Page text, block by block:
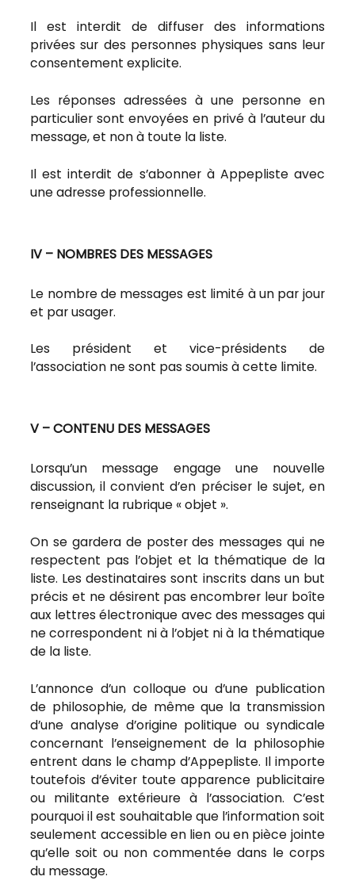
Il est interdit de diffuser des informations
privées sur des personnes physiques sans leur
consentement explicite.
Les réponses adressées à une personne en
particulier sont envoyées en privé à l’auteur du
message, et non à toute la liste.
Il est interdit de s’abonner à Appepliste avec
une adresse professionnelle.
IV – NOMBRES DES MESSAGES
Le nombre de messages est limité à un par jour
et par usager.
Les président et vice-présidents de
l’association ne sont pas soumis à cette limite.
V – CONTENU DES MESSAGES
Lorsqu’un message engage une nouvelle
discussion, il convient d’en préciser le sujet, en
renseignant la rubrique « objet ».
On se gardera de poster des messages qui ne
respectent pas l’objet et la thématique de la
liste. Les destinataires sont inscrits dans un but
précis et ne désirent pas encombrer leur boîte
aux lettres électronique avec des messages qui
ne correspondent ni à l’objet ni à la thématique
de la liste.
L’annonce d’un colloque ou d’une publication
de philosophie, de même que la transmission
d’une analyse d’origine politique ou syndicale
concernant l’enseignement de la philosophie
entrent dans le champ d’Appepliste. Il importe
toutefois d’éviter toute apparence publicitaire
ou militante extérieure à l’association. C’est
pourquoi il est souhaitable que l’information soit
seulement accessible en lien ou en pièce jointe
qu’elle soit ou non commentée dans le corps
du message.